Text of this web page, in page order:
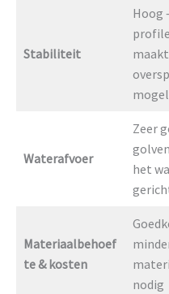
Stabiliteit
Hoog
Waterafvoer
Zeer
het
Materiaalbehoef
te & kosten
nodig